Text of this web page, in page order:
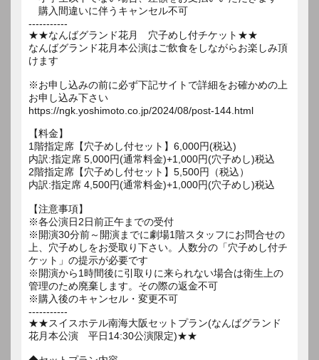
購入間違いに伴うキャンセル不可
-----------
★★なんばグランド花月 穴子めし付チケット★★
なんばグランド花月本公演はご飲食をしながらお楽しみ頂
けます
※お申し込みの前に必ず下記サイトで詳細をお確かめの上
お申し込み下さい
https://ngk.yoshimoto.co.jp/2024/08/post-144.html
【料金】
1階指定席【穴子めし付セット】6,000円(税込)
内訳:指定席 5,000円(通常料金)+1,000円(穴子めし)税込
2階指定席【穴子めし付セット】5,500円（税込）
内訳:指定席 4,500円(通常料金)+1,000円(穴子めし)税込
【注意事項】
※各公演日2日前正午までの受付
※開演30分前～開演までに劇場1階スタッフにお問合せの
上、穴子めしをお受取り下さい。人数分の「穴子めし付チ
ケット」の提示が必要です
※開演から1時間後に引取りに来られない場合は衛生上の
管理のため廃棄します。その際の返金不可
※購入後のキャンセル・変更不可
-----------
★★スイスホテル南海大阪セットプラン(なんばグランド
花月本公演 平日14:30公演限定)★★